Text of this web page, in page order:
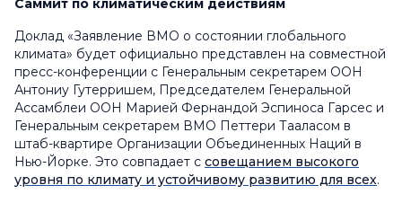
Саммит по климатическим действиям
Доклад «Заявление ВМО о состоянии глобального
климата» будет официально представлен на совместной
пресс-конференции с Генеральным секретарем ООН
Антониу Гутерришем, Председателем Генеральной
Ассамблеи ООН Марией Фернандой Эспиноса Гарсес и
Генеральным секретарем ВМО Петтери Тааласом в
штаб-квартире Организации Объединенных Наций в
Нью-Йорке. Это совпадает с совещанием высокого
уровня по климату и устойчивому развитию для всех.